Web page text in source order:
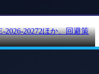
2026-20272ほか、回避策